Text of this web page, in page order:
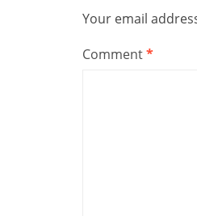
Your email
Comment*